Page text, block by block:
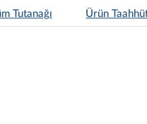
Tutanağı Ürün